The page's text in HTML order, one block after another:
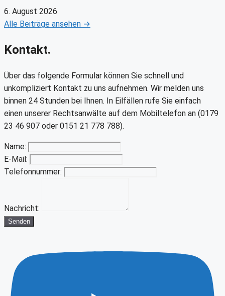
6. August 2026
Alle Beiträge ansehen →
Kontakt.
Über das folgende Formular können Sie schnell und
unkompliziert Kontakt zu uns aufnehmen. Wir melden uns
binnen 24 Stunden bei Ihnen. In Eilfällen rufe Sie einfach
einen unserer Rechtsanwälte auf dem Mobiltelefon an (0179
23 46 907 oder 0151 21 778 788).
Name:
E-Mail:
Telefonnummer:
Nachricht:
Senden